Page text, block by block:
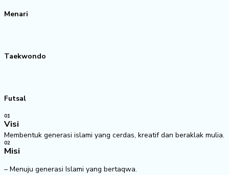
Menari
Taekwondo
Futsal
01
Visi
Membentuk generasi islami yang cerdas, kreatif dan beraklak mulia.
02
Misi
– Menuju generasi Islami yang bertaqwa.